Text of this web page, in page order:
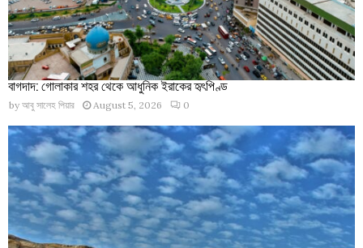
বাগদাদ: গোলাকার শহর থেকে আধুনিক ইরাকের হৃৎপিণ্ড
by আবু সালেহ পিয়ার August 5, 2026 0